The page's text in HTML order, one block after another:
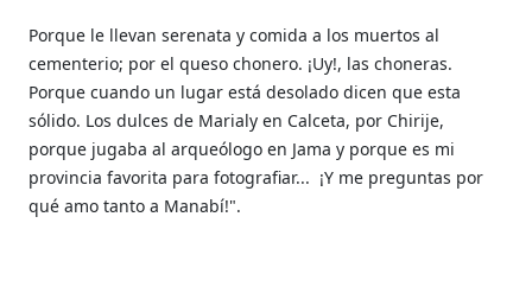
Porque le llevan serenata y comida a los muertos al
cementerio; por el queso chonero. ¡Uy!, las choneras.
Porque cuando un lugar está desolado dicen que esta
sólido. Los dulces de Marialy en Calceta, por Chirije,
porque jugaba al arqueólogo en Jama y porque es mi
provincia favorita para fotografiar... ¡Y me preguntas por
qué amo tanto a Manabí!".